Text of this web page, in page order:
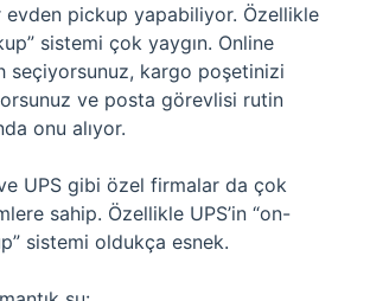
evden pickup yapabiliyor. Özellikle
sistemi çok yaygın. Online
seçiyorsunuz, kargo poşetinizi
ve posta görevlisi rutin
onu alıyor.
UPS gibi özel firmalar da çok
sahip. Özellikle UPS’in “on-
sistemi oldukça esnek.